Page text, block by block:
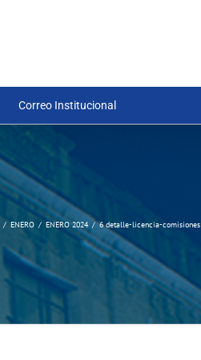
Correo Institucional
ENERO ENERO 2024 6 detalle-licencia-comisiones